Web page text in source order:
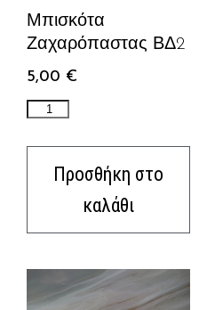
Μπισκότα
Ζαχαρόπαστας ΒΔ2
5,00 €
Προσθήκη στο
καλάθι